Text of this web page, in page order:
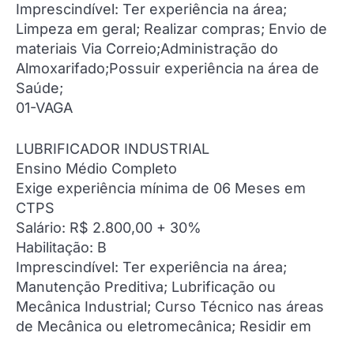
Imprescindível: Ter experiência na área;
Limpeza em geral; Realizar compras; Envio de
materiais Via Correio;Administração do
Almoxarifado;Possuir experiência na área de
Saúde;
01-VAGA
LUBRIFICADOR INDUSTRIAL
Ensino Médio Completo
Exige experiência mínima de 06 Meses em
CTPS
Salário: R$ 2.800,00 + 30%
Habilitação: B
Imprescindível: Ter experiência na área;
Manutenção Preditiva; Lubrificação ou
Mecânica Industrial; Curso Técnico nas áreas
de Mecânica ou eletromecânica; Residir em